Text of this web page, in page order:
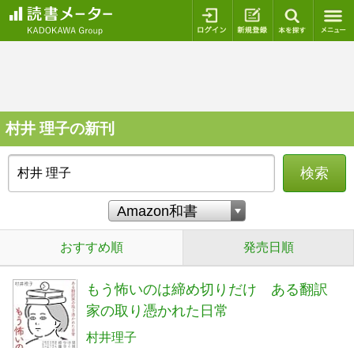
ログイン 新規登録
村井 理子の新刊
検索
おすすめ順 発売日順
もう怖いのは締め切りだけ ある翻訳
家の取り憑かれた日常
村井理子